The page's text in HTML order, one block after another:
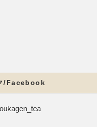
/Facebook